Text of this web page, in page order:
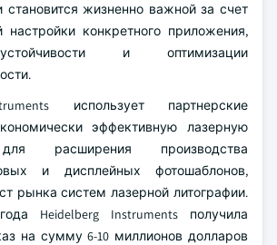
становится жизненно важной за счет
настройки конкретного приложения,
и оптимизации
использует партнерские
эффективную лазерную
расширения производства
и дисплейных фотошаблонов,
рынка систем лазерной литографии.
Heidelberg Instruments получила
на сумму 6-10 миллионов долларов